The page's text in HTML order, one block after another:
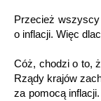
Przecież wszyscy
o inflacji. Więc
Cóż, chodzi o to,
Rządy krajów
za pomocą